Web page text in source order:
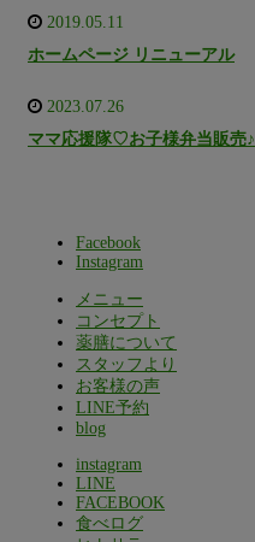
2019.05.11
ホームページ リニューアル
2023.07.26
ママ応援隊♡お子様弁当販売♪
Facebook
Instagram
メニュー
コンセプト
薬膳について
スタッフより
お客様の声
LINE予約
blog
instagram
LINE
FACEBOOK
食べログ